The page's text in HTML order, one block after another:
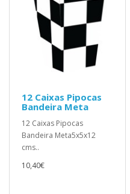
12 Caixas Pipocas
Bandeira Meta
12 Caixas Pipocas
Bandeira Meta5x5x12
cms..
10,40€